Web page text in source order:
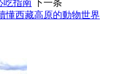
吃指南 下一条
懂西藏高原的動物世界